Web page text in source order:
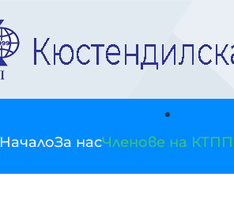
НачалоЗа насЧленове на КТПП